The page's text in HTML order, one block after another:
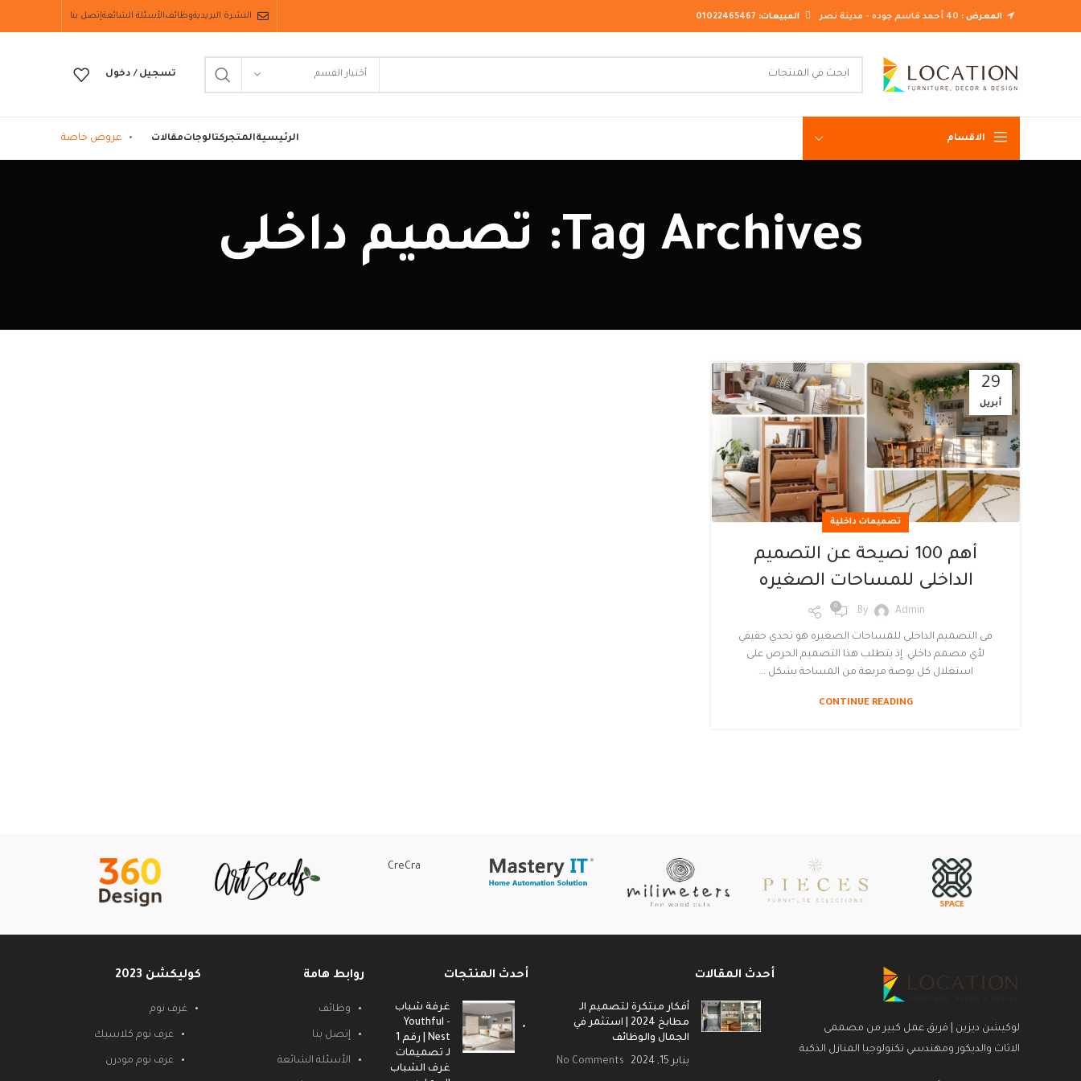
المعرض : المبيعات: 01022465467 النشرة البريديةوظائفالأسئلة الشائعةإتصل بنا
أختيار القسم تسجيل / دخول
الاقسام
غرف نوم مودرن
غرف نوم نيو كلاسيك
الرئيسيةالمتجركتالوجاتمقالات عروض خاصة
Tag Archives: تصميم داخلى
29
أبريل
تصميمات داخلية
أهم 100 نصيحة عن التصميم
الداخلى للمساحات الصغيره
By Admin
0
فى التصميم الداخلى للمساحات الصغيره هو تحدي حقيقي
لأي مصمم داخلي. إذ يتطلب هذا التصميم الحرص على
استغلال كل بوصة مربعة من المساحة بشكل ...
CONTINUE READING
CreCra
لوكيشن ديزين | فريق عمل كبير من مصممى
الاثاث والديكور ومهندسي تكنولوجيا المنازل الذكية
أحدث المقالات
أفكار مبتكرة لتصميم الـ
مطابخ 2024 | استثمر في
الجمال والوظائف
يناير 15, 2024 No Comments
أحدث المنتجات
غرفة شباب
- Youthful
Nest | رقم 1
لـ تصميمات
غرف الشباب
روابط هامة
وظائف
إتصل بنا
الأسئلة الشائعة
كوليكشن 2023
غرف نوم
غرف نوم كلاسيك
غرف نوم مودرن